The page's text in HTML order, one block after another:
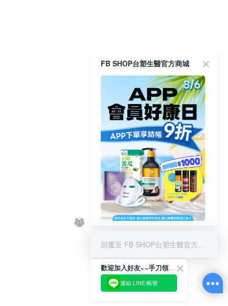
FB SHOP台塑生醫官方商城
好禮
回覆至 FB SHOP台塑生醫官方商城
歡迎加入好友~~手刀領優惠!
連結 LINE 帳號